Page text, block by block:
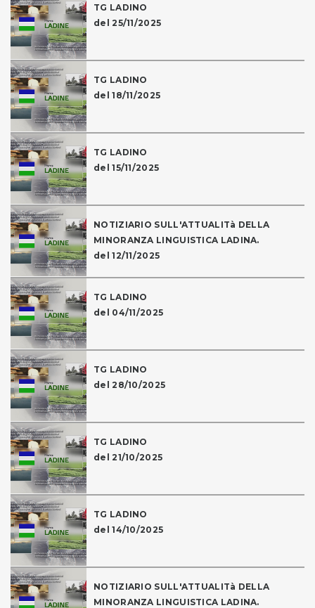
TG LADINO
del 25/11/2025
TG LADINO
del 18/11/2025
TG LADINO
del 15/11/2025
NOTIZIARIO SULL'ATTUALITà DELLA
MINORANZA LINGUISTICA LADINA.
del 12/11/2025
TG LADINO
del 04/11/2025
TG LADINO
del 28/10/2025
TG LADINO
del 21/10/2025
TG LADINO
del 14/10/2025
NOTIZIARIO SULL'ATTUALITà DELLA
MINORANZA LINGUISTICA LADINA.